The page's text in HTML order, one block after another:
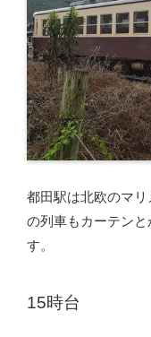
都田駅は北欧のマ
の列車もカーテン
す。
15時台